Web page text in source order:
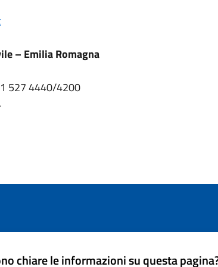
– Emilia Romagna
527 4440/4200
chiare le informazioni su questa